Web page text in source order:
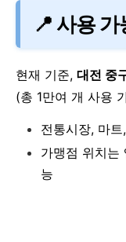
📍 사용
현재 기준, 대전 중
(총 1만여 개 사용
전통시장, 마
가맹점 위치는
능